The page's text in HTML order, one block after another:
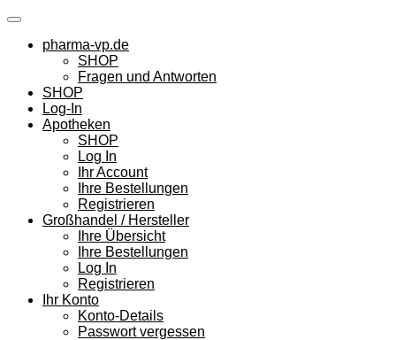
Skip
contentpharma-vp.de
SHOP
Fragen und Antworten
SHOP
Log-In
Apotheken
SHOP
Log In
Ihr Account
Ihre Bestellungen
Registrieren
Großhandel / Hersteller
Ihre Übersicht
Ihre Bestellungen
Log In
Registrieren
Ihr Konto
Konto-Details
Passwort vergessen